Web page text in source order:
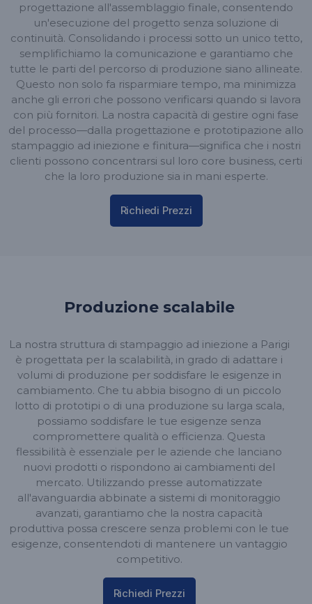
progettazione all'assemblaggio finale, consentendo
un'esecuzione del progetto senza soluzione di
continuità. Consolidando i processi sotto un unico tetto,
semplifichiamo la comunicazione e garantiamo che
tutte le parti del percorso di produzione siano allineate.
Questo non solo fa risparmiare tempo, ma minimizza
anche gli errori che possono verificarsi quando si lavora
con più fornitori. La nostra capacità di gestire ogni fase
del processo—dalla progettazione e prototipazione allo
stampaggio ad iniezione e finitura—significa che i nostri
clienti possono concentrarsi sul loro core business, certi
che la loro produzione sia in mani esperte.
Richiedi Prezzi
Produzione scalabile
La nostra struttura di stampaggio ad iniezione a Parigi
è progettata per la scalabilità, in grado di adattare i
volumi di produzione per soddisfare le esigenze in
cambiamento. Che tu abbia bisogno di un piccolo
lotto di prototipi o di una produzione su larga scala,
possiamo soddisfare le tue esigenze senza
compromettere qualità o efficienza. Questa
flessibilità è essenziale per le aziende che lanciano
nuovi prodotti o rispondono ai cambiamenti del
mercato. Utilizzando presse automatizzate
all'avanguardia abbinate a sistemi di monitoraggio
avanzati, garantiamo che la nostra capacità
produttiva possa crescere senza problemi con le tue
esigenze, consentendoti di mantenere un vantaggio
competitivo.
Richiedi Prezzi